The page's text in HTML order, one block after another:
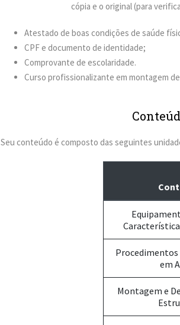
cópia e o original (para
Atestado de boas condições de saúde
CPF e documento de identidade;
Comprovante de escolaridade.
Curso profissionalizante em montagem
Seu conteúdo é composto das seguintes
em
Montagem e